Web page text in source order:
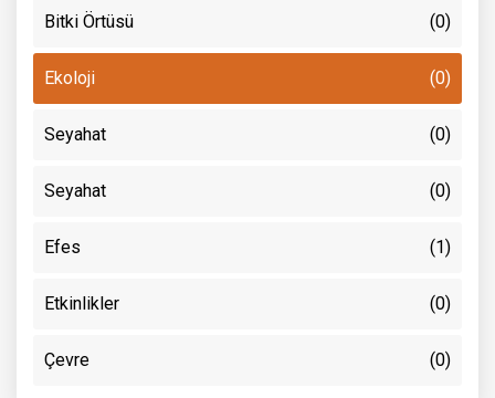
Bitki Örtüsü (0)
Ekoloji (0)
Seyahat (0)
Seyahat (0)
Efes (1)
Etkinlikler (0)
Çevre (0)